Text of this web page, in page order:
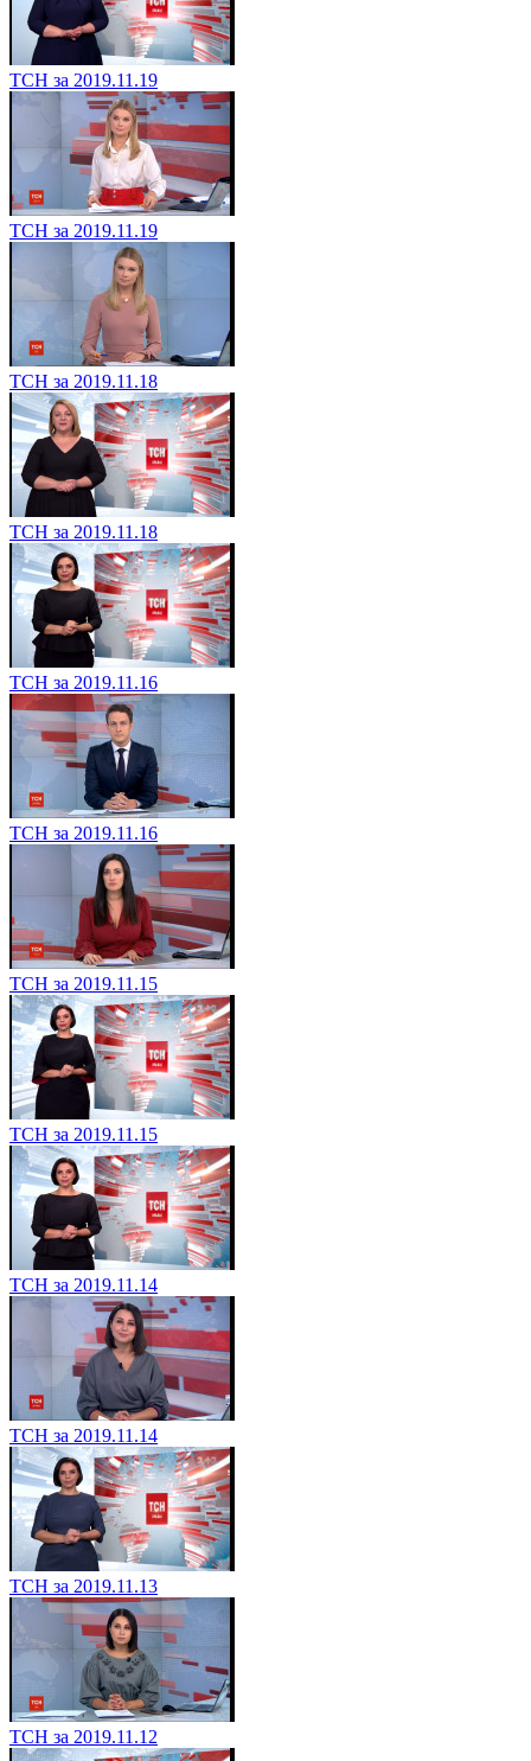
ТСН за 2019.11.19
ТСН за 2019.11.19
ТСН за 2019.11.18
ТСН за 2019.11.18
ТСН за 2019.11.16
ТСН за 2019.11.16
ТСН за 2019.11.15
ТСН за 2019.11.15
ТСН за 2019.11.14
ТСН за 2019.11.14
ТСН за 2019.11.13
ТСН за 2019.11.12